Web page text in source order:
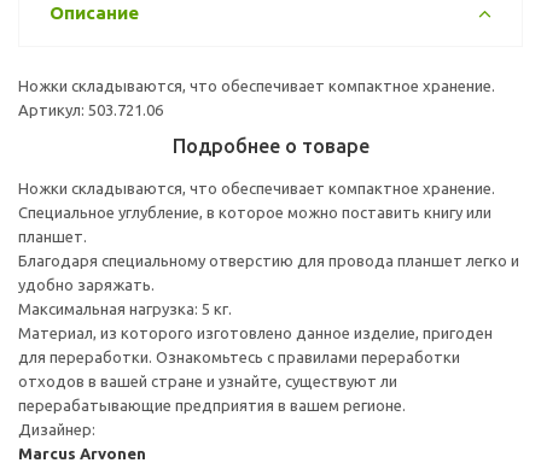
Описание
Ножки складываются, что обеспечивает компактное хранение.
Артикул: 503.721.06
Подробнее о товаре
Ножки складываются, что обеспечивает компактное хранение.
Специальное углубление, в которое можно поставить книгу или
планшет.
Благодаря специальному отверстию для провода планшет легко и
удобно заряжать.
Максимальная нагрузка: 5 кг.
Материал, из которого изготовлено данное изделие, пригоден
для переработки. Ознакомьтесь с правилами переработки
отходов в вашей стране и узнайте, существуют ли
перерабатывающие предприятия в вашем регионе.
Дизайнер:
Marcus Arvonen